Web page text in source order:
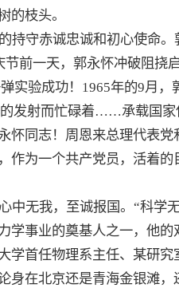
的枝头。
持守赤诚忠诚和初心使命
前一天，郭永怀冲破阻挠
实验成功！1965年的9月
发射而忙碌着……承载国
怀同志！周恩来总理代表
作为一个共产党员，活着
中无我，至诚报国。“科学
学事业的奠基人之一，他
学首任物理系主任、某研
身在北京还是青海金银滩